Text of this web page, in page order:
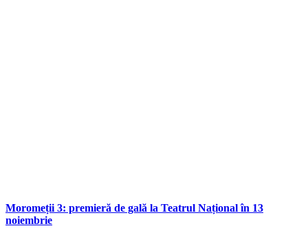
Moromeții 3: premieră de gală la Teatrul Național în 13
noiembrie